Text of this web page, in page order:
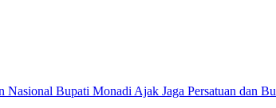
Nasional Bupati Monadi Ajak Jaga Persatuan dan